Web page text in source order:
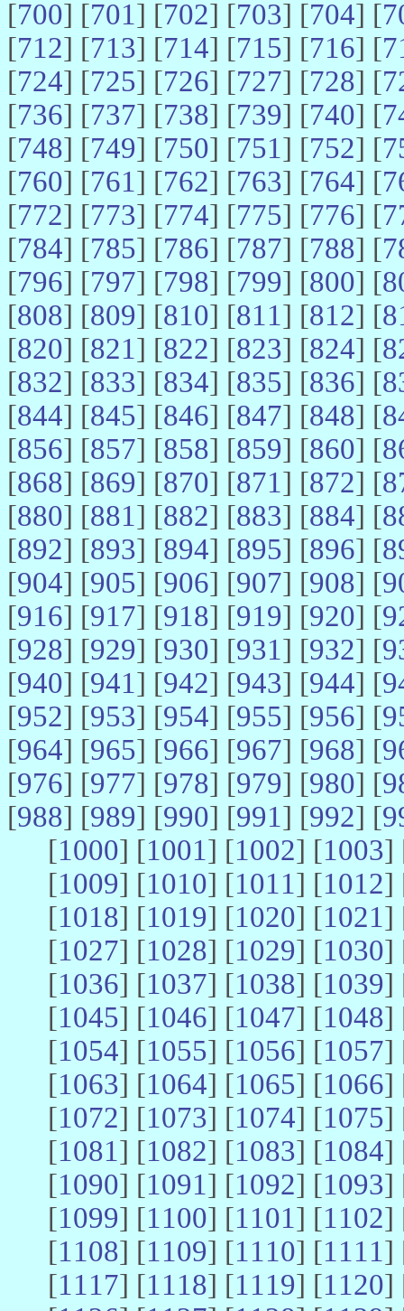
[700] [701] [702] [703] [704] [
[712] [713] [714] [715] [716] [
[724] [725] [726] [727] [728] [
[736] [737] [738] [739] [740] [
[748] [749] [750] [751] [752] [
[760] [761] [762] [763] [764] [
[772] [773] [774] [775] [776] [
[784] [785] [786] [787] [788] [
[796] [797] [798] [799] [800] [
[808] [809] [810] [811] [812] [
[820] [821] [822] [823] [824] [
[832] [833] [834] [835] [836] [
[844] [845] [846] [847] [848] [
[856] [857] [858] [859] [860] [
[868] [869] [870] [871] [872] [
[880] [881] [882] [883] [884] [
[892] [893] [894] [895] [896] [
[904] [905] [906] [907] [908] [
[916] [917] [918] [919] [920] [
[928] [929] [930] [931] [932] [
[940] [941] [942] [943] [944] [
[952] [953] [954] [955] [956] [
[964] [965] [966] [967] [968] [
[976] [977] [978] [979] [980] [
[988] [989] [990] [991] [992] [
[1000] [1001] [1002] [1003]
[1009] [1010] [1011] [1012]
[1018] [1019] [1020] [1021]
[1027] [1028] [1029] [1030]
[1036] [1037] [1038] [1039]
[1045] [1046] [1047] [1048]
[1054] [1055] [1056] [1057]
[1063] [1064] [1065] [1066]
[1072] [1073] [1074] [1075]
[1081] [1082] [1083] [1084]
[1090] [1091] [1092] [1093]
[1099] [1100] [1101] [1102]
[1108] [1109] [1110] [1111]
[1117] [1118] [1119] [1120]